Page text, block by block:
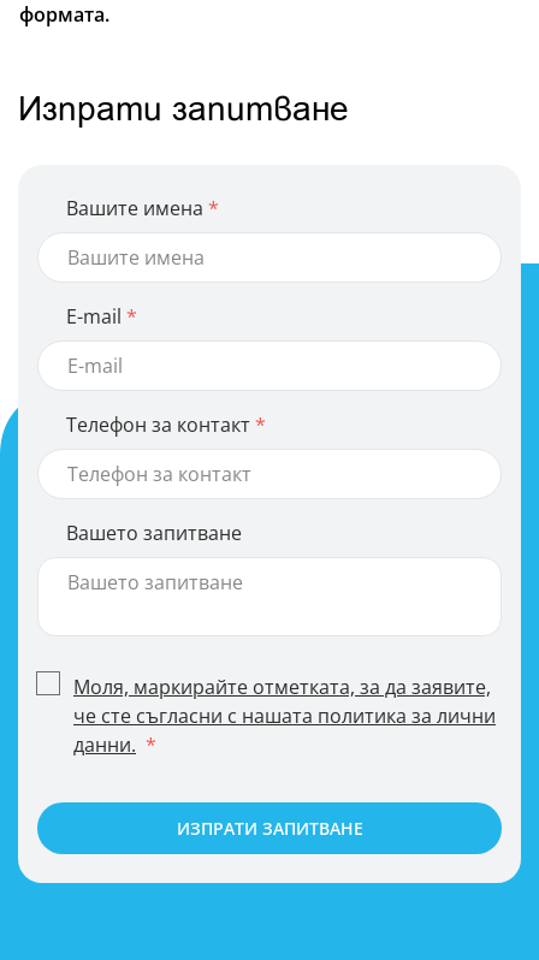
формата.
Изпрати запитване
Вашите имена
E-mail
Телефон за контакт
Вашето запитване
Моля, маркирайте отметката, за да заявите,
че сте съгласни с нашата политика за лични
данни.
ИЗПРАТИ ЗАПИТВАНЕ